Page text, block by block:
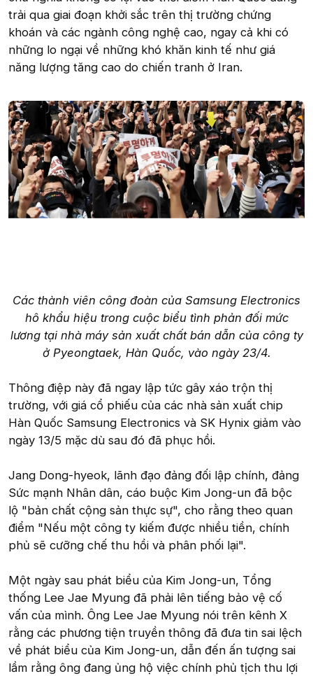
trải qua giai đoạn khởi sắc trên thị trường chứng
khoán và các ngành công nghệ cao, ngay cả khi có
những lo ngại về những khó khăn kinh tế như giá
năng lượng tăng cao do chiến tranh ở Iran.
Các thành viên công đoàn của Samsung Electronics
hô khẩu hiệu trong cuộc biểu tình phản đối mức
lương tại nhà máy sản xuất chất bán dẫn của công ty
ở Pyeongtaek, Hàn Quốc, vào ngày 23/4.
Thông điệp này đã ngay lập tức gây xáo trộn thị
trường, với giá cổ phiếu của các nhà sản xuất chip
Hàn Quốc Samsung Electronics và SK Hynix giảm vào
ngày 13/5 mặc dù sau đó đã phục hồi.
Jang Dong-hyeok, lãnh đạo đảng đối lập chính, đảng
Sức mạnh Nhân dân, cáo buộc Kim Jong-un đã bộc
lộ "bản chất cộng sản thực sự", cho rằng theo quan
điểm "Nếu một công ty kiếm được nhiều tiền, chính
phủ sẽ cưỡng chế thu hồi và phân phối lại".
Một ngày sau phát biểu của Kim Jong-un, Tổng
thống Lee Jae Myung đã phải lên tiếng bảo vệ cố
vấn của mình. Ông Lee Jae Myung nói trên kênh X
rằng các phương tiện truyền thông đã đưa tin sai lệch
về phát biểu của Kim Jong-un, dẫn đến ấn tượng sai
lầm rằng ông đang ủng hộ việc chính phủ tịch thu lợi